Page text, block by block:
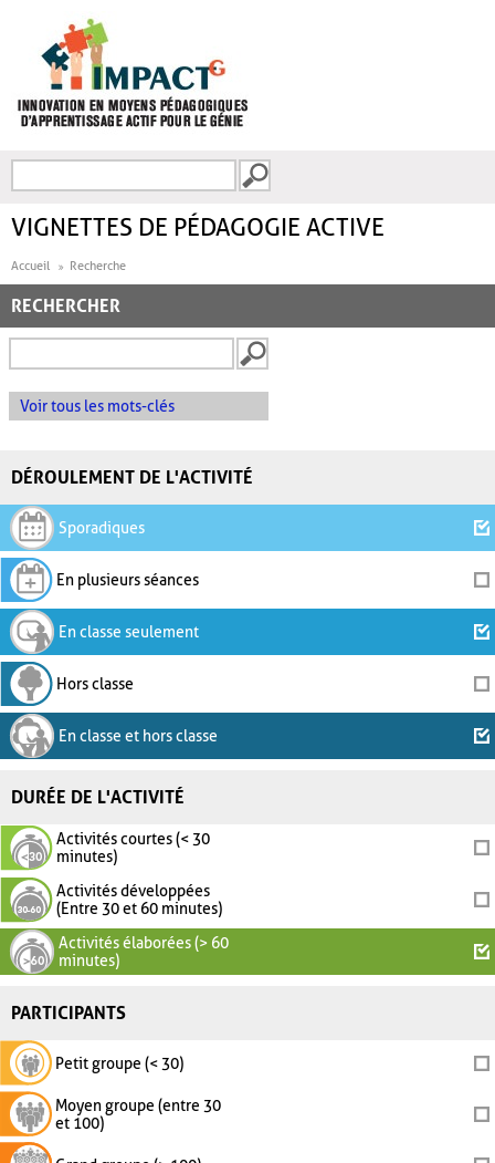
FORMULAIRE DE
VIGNETTES DE PÉDAGOGIE ACTIVE
Accueil Recherche
RECHERCHER
Voir tous les mots-clés
DÉROULEMENT DE L'ACTIVITÉ
Sporadiques
En plusieurs séances
En classe seulement
Hors classe
En classe et hors classe
DURÉE DE L'ACTIVITÉ
Activités courtes (< 30
minutes)
Activités développées
(Entre 30 et 60 minutes)
Activités élaborées (> 60
minutes)
PARTICIPANTS
Petit groupe (< 30)
Moyen groupe (entre 30
et 100)